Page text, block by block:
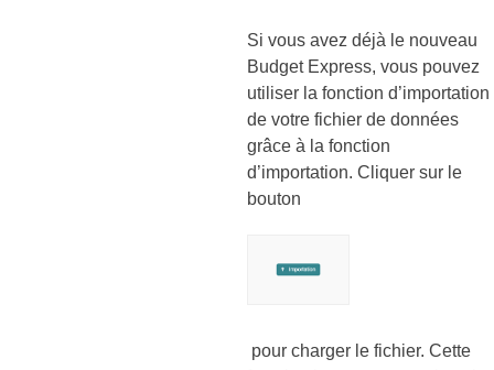
Si vous avez déjà le nouveau
Budget Express, vous pouvez
utiliser la fonction d’importation
de votre fichier de données
grâce à la fonction
d’importation. Cliquer sur le
bouton
pour charger le fichier. Cette